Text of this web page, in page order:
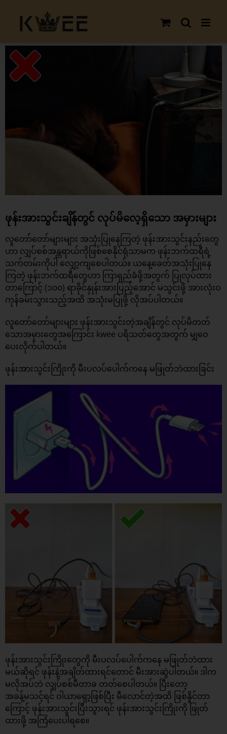
content
View
Larger
Image
ဖုန်းအားသွင်းချိန်တွင် လုပ်မိလေ့ရှိသော အမှားများ
လူတော်တော်များများ အသုံးပြုနေကြတဲ့ ဖုန်းအားသွင်းနည်းတွေ
ဟာ လျှပ်စစ်အန္တရာယ်ကိုဖြစ်စေနိုင်ရုံသာမက ဖုန်းဘက်ထရီရဲ့
သက်တမ်းကိုပါ လျှော့ကျစေပါတယ်။ ယနေ့ခေတ်အသုံးပြုနေ
ကြတဲ့ ဖုန်းဘက်ထရီတွေဟာ ကြာရှည်ခံဖို့အတွက် ပြုလုပ်ထား
တာကြောင့် (၁၀၀) ရာခိုင်နှုန်းအားပြည့်အောင် မသွင်းဖို့ အားလုံးဝ
ကုန်ခမ်းသွားသည့်အထိ အသုံးမပြုဖို့ လိုအပ်ပါတယ်။
လူတော်တော်များများ ဖုန်းအားသွင်းတဲ့အချိန်တွင် လုပ်မိတတ်
သောအမှားတွေအကြောင်း kwee ပရိသတ်တွေအတွက် မျှဝေ
ပေးလိုက်ပါတယ်။
ဖုန်းအားသွင်းကြိုးကို မီးပလပ်ပေါက်ကနေ မဖြုတ်ဘဲထားခြင်း
ဖုန်းအားသွင်းကြိုးတွေကို မီးပလပ်ပေါက်ကနေ မဖြုတ်ဘဲထား
မယ်ဆိုရင် ဖုန်းနဲ့အချိတ်ထားရင်တောင် မီးအားဆွဲပါတယ်။ ဒါက
မလိုအပ်ဘဲ လျှပ်စစ်မီတာခ တတ်စေပါတယ်။ ပြီးတော့
အခန့်မသင့်ရင် ဝါယာရှော့ဖြစ်ပြီး မီလောင်တဲ့အထိ ဖြစ်နိူင်တာ
ကြောင့် ဖုန်းအားသွင်းပြီးသွားရင် ဖုန်းအားသွင်းကြိုးကို ဖြုတ်
ထားဖို့ အကြံပေးပါရစေ။